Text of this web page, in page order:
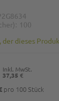
100
der dieses
37,35 €
pro 100 Stück